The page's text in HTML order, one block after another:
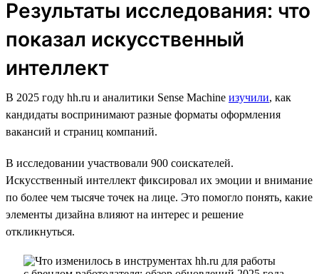
Результаты исследования: что
показал искусственный
интеллект
В 2025 году hh.ru и аналитики Sense Machine изучили, как
кандидаты воспринимают разные форматы оформления
вакансий и страниц компаний.
В исследовании участвовали 900 соискателей.
Искусственный интеллект фиксировал их эмоции и внимание
по более чем тысяче точек на лице. Это помогло понять, какие
элементы дизайна влияют на интерес и решение
откликнуться.